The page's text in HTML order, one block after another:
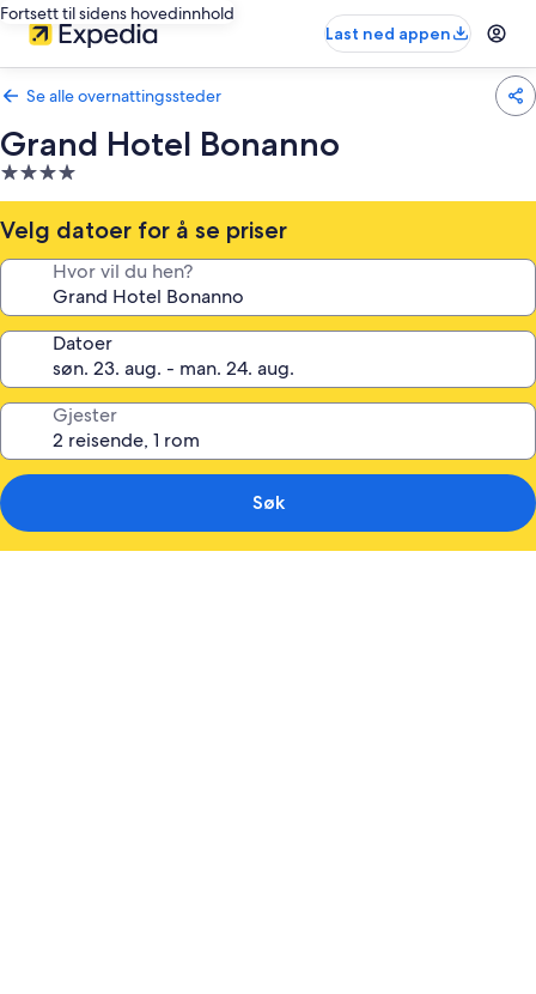
Fortsett til sidens hovedinnhold
Last ned appen
Se alle overnattingssteder
Grand Hotel Bonanno
Overnattingssted
med
4.0
stjerner
Velg datoer for å se priser
Hvor vil du hen?
Datoer
Gjester
Søk